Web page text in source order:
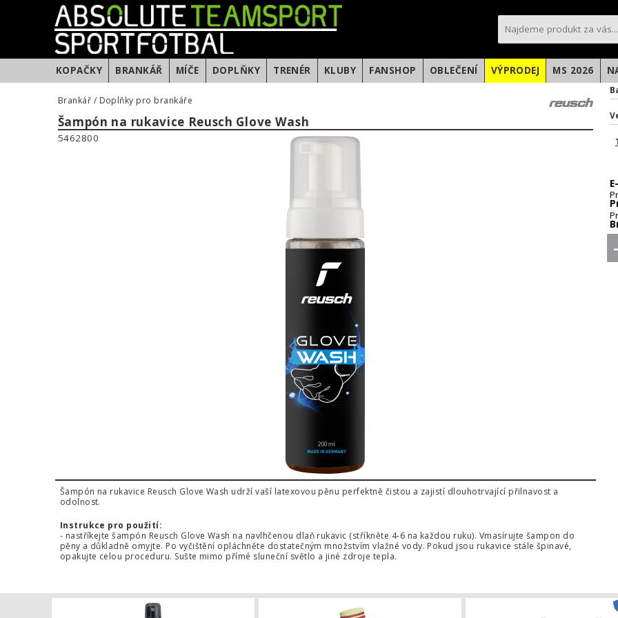
KOPAČKY BRANKÁŘ MÍČE DOPLŇKY TRENÉR KLUBY FANSHOP OBLEČENÍ VÝPRODEJ MS 2026
Brankář / Doplňky pro brankáře
Šampón na rukavice Reusch Glove Wash
5462800
Šampón na rukavice Reusch Glove Wash udrží vaší latexovou pěnu perfektně čistou a zajistí dlouhotrvající přilnavost a
odolnost.
Instrukce pro použití:
- nastříkejte šampón Reusch Glove Wash na navlhčenou dlaň rukavic (stříkněte 4-6 na každou ruku). Vmasírujte šampon do
pěny a důkladně omyjte. Po vyčištění opláchněte dostatečným množstvím vlažné vody. Pokud jsou rukavice stále špinavé,
opakujte celou proceduru. Sušte mimo přímé sluneční světlo a jiné zdroje tepla.